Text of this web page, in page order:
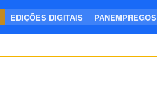
EDIÇÕES DIGITAIS PANEMPREGOS